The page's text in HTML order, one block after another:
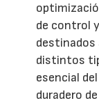
de control
destinados
distintos
esencial
duradero